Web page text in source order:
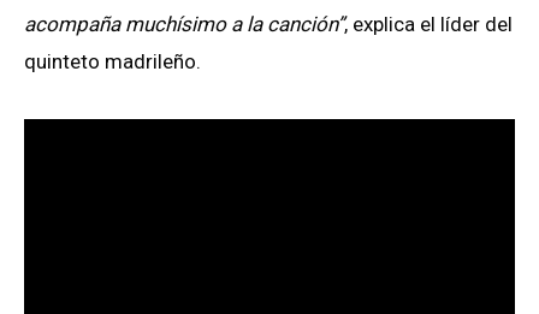
acompaña muchísimo a la canción”, explica el líder del
quinteto madrileño.